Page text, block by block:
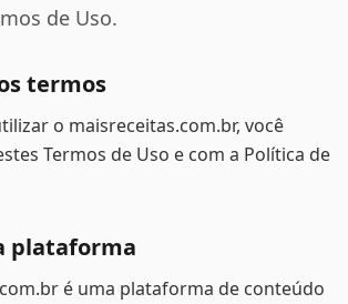
de Uso.
termos
o maisreceitas.com.br, você
Termos de Uso e com a Política de
plataforma
é uma plataforma de conteúdo